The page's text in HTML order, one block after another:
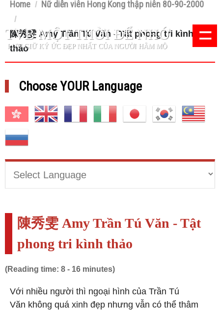
TVB MỘT THỜI ĐỂ NHỚ
LƯU GIỮ KÝ ỨC ĐẸP NHẤT CỦA NGƯỜI HÂM MỘ =
Home / Nữ diễn viên Hong Kong thập niên 80-90-2000
/
陳秀雯 Amy Trần Tú Văn - Tật phong tri kình
thảo
Choose YOUR Language
陳秀雯 Amy Trần Tú Văn - Tật
phong tri kình thảo
(Reading time: 8 - 16 minutes)
Với nhiều người thì ngoại hình của Trần Tú
Văn không quá xinh đẹp nhưng vẫn có thể thâm